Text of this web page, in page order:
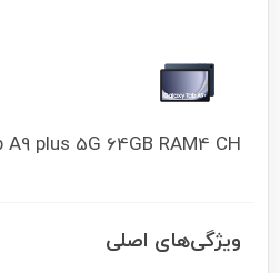
A9 plus 5G 64GB RAM4 CH
ویژگی‌های اصلی